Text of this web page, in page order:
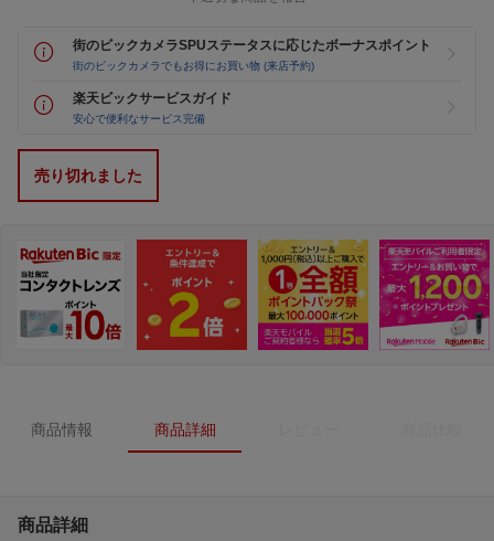
街のビックカメラSPUステータスに応じたボーナスポイント
街のビックカメラでもお得にお買い物 (来店予約)
楽天ビックサービスガイド
安心で便利なサービス完備
売り切れました
商品情報 商品詳細
商品詳細